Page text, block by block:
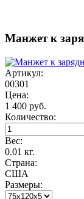
Манжет к
Артикул:
00301
Цена:
1 400 руб.
Количество:
Вес:
0.01 кг.
Страна:
США
Размеры: